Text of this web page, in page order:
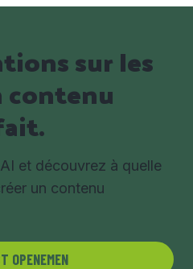
sur les
contenu
et découvrez à quelle
un contenu
OPENEMEN